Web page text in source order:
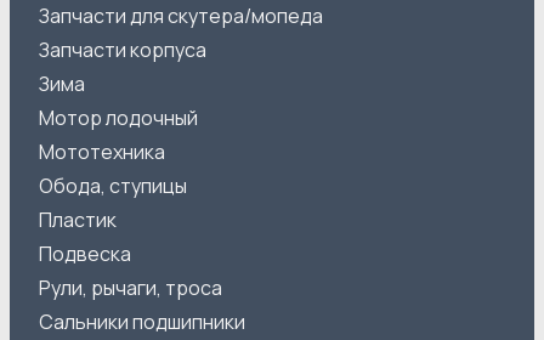
Запчасти для скутера/мопеда
Запчасти корпуса
Зима
Мотор лодочный
Мототехника
Обода, ступицы
Пластик
Подвеска
Рули, рычаги, троса
Сальники подшипники